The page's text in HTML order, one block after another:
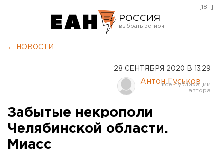
РОССИЯ
Курган
Оренбург
[18+]
← НОВОСТИ
28 СЕНТЯБРЯ 2020 В 13:29
Антон Гуськов
Забытые некрополи
Челябинской области.
Миасс